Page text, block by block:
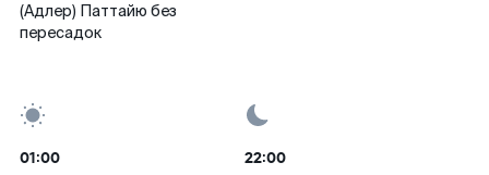
(Адлер) Паттайю без
пересадок
01:00 22:00